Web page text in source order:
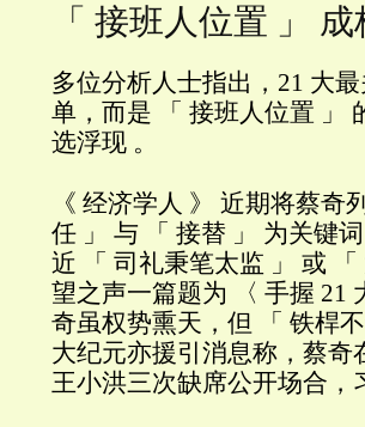
「 接班人位置 」
多位分析人士指出，21 大
单，而是 「 接班人位置
选浮现 。
《 经济学人 》 近期将蔡
任 」 与 「 接替 」 为关键
近 「 司礼秉笔太监 」 或
望之声一篇题为 〈 手握 21
奇虽权势熏天，但 「 铁桿
大纪元亦援引消息称，蔡奇
王小洪三次缺席公开场合，